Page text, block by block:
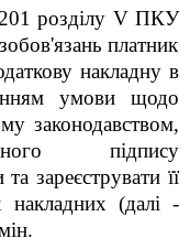
розділу V ПКУ
платник
накладну в
умови щодо
законодавством,
підпису
зареєструвати її
накладних (далі -